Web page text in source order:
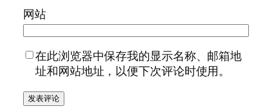
网站
在此浏览器中保存我的显示名称、邮箱地
址和网站地址，以便下次评论时使用。